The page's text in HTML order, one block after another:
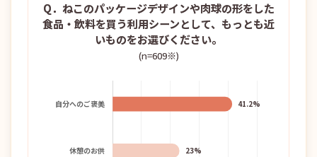
Q．ねこのパッケージデザインや肉球の形をした
食品・飲料を買う利用シーンとして、もっとも近
いものをお選びください。
(n=609※)